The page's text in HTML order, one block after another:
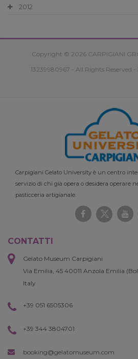
2012
Copyright © 2026 CARPIGIANI
13239980967 - All Rights Reserved -
Carpigiani Gelato University è un centro
servizio di chi già opera o desidera operare
pasticceria artigianale.
CONTATTI
Gelato Museum Carpigiani
Via Emilia, 45 40011 Anzola Emilia
Italy
+39 051 6505306
+39 344 3804701
booking@gelatomuseum.com